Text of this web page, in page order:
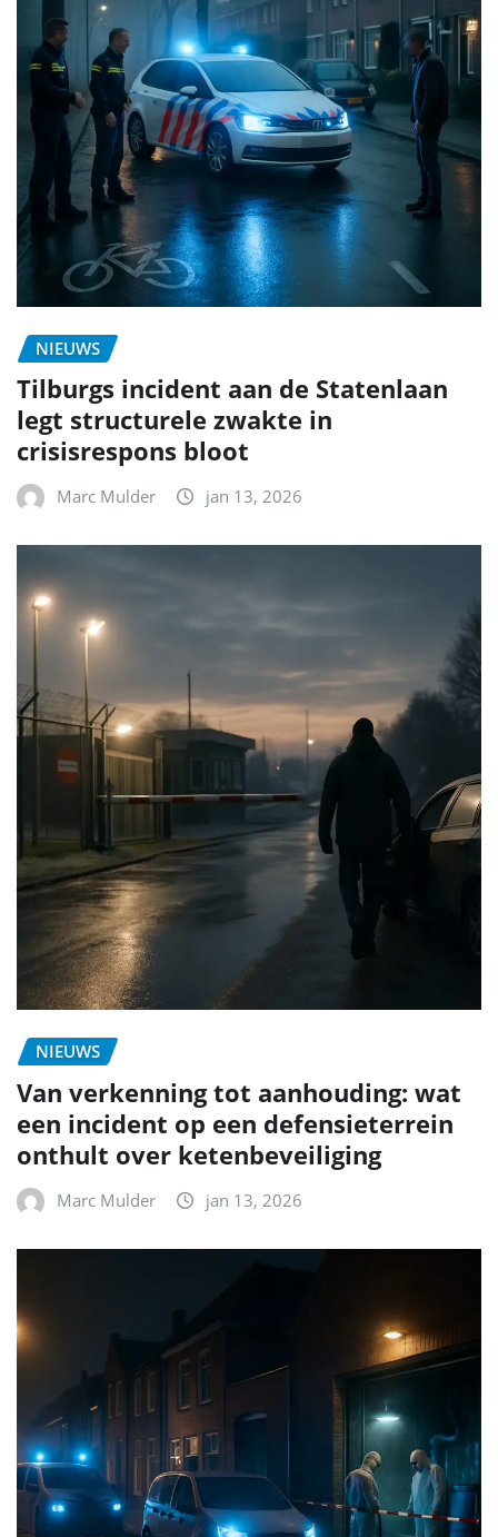
NIEUWS
Tilburgs incident aan de Statenlaan
legt structurele zwakte in
crisisrespons bloot
Marc Mulder jan 13, 2026
NIEUWS
Van verkenning tot aanhouding: wat
een incident op een defensieterrein
onthult over ketenbeveiliging
Marc Mulder jan 13, 2026